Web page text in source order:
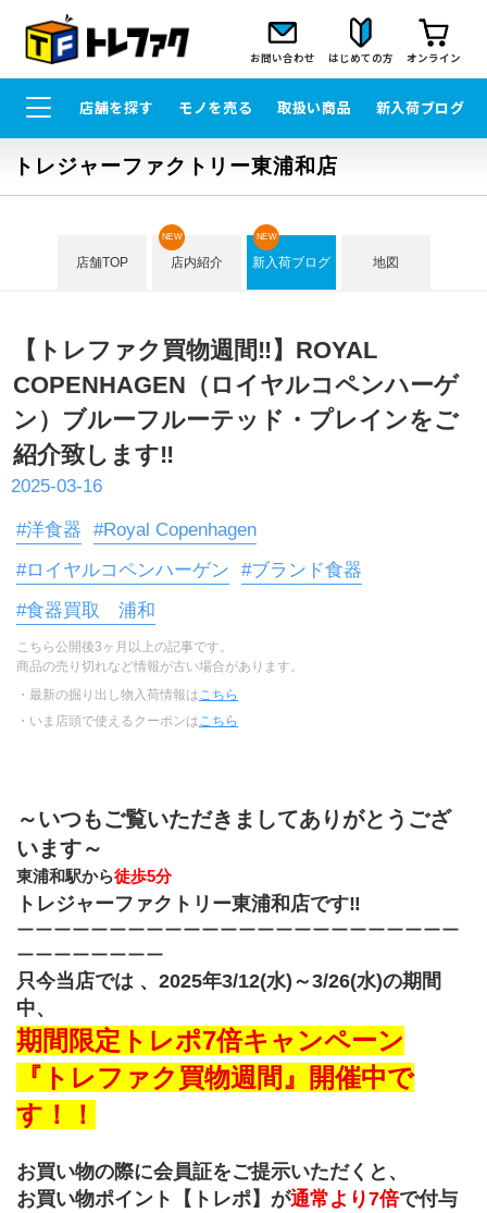
お問い合わせ はじめての方 オンライン
店舗を探す モノを売る 取扱い商品 新入荷ブログ
トレジャーファクトリー東浦和店
店舗TOP 店内紹介
NEW
新入荷ブログ
NEW
地図
【トレファク買物週間‼】ROYAL
COPENHAGEN（ロイヤルコペンハーゲ
ン）ブルーフルーテッド・プレインをご
紹介致します‼
2025-03-16
#洋食器
#Royal Copenhagen
#ロイヤルコペンハーゲン
#ブランド食器
#食器買取 浦和
こちら公開後3ヶ月以上の記事です。
商品の売り切れなど情報が古い場合があります。
・最新の掘り出し物入荷情報は こちら
・いま店頭で使えるクーポンは こちら
～いつもご覧いただきましてありがとうござ
います～
東浦和駅から徒歩5分
トレジャーファクトリー東浦和店です‼︎
ーーーーーーーーーーーーーーーーーーーーーーーー
ーーーーーーーー
只今当店では 、2025年3/12(水)～3/26(水)の期間
中、
期間限定トレポ7倍キャンペーン
『トレファク買物週間』開催中で
す！！
お買い物の際に会員証をご提示いただくと、
お買い物ポイント【トレポ】が通常より7倍で付与